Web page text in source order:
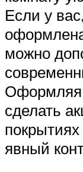
Если у
можно
Оформляя
сделать
явный